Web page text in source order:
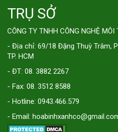
TRỤ SỞ
CÔNG TY TNHH CÔNG NGHỆ
- Địa chỉ: 69/18 Đặng Thuỳ Trâm,
TP. HCM
- ĐT: 08. 3882 2267
- Fax: 08. 3512 8588
- Hotline: 0943.466.579
- Email: